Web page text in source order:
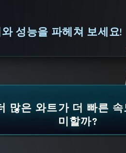
성능을 파헤쳐 보세요!
많은 와트가 더 빠른 속
미할까?